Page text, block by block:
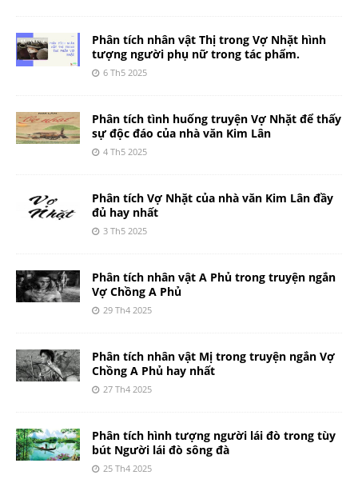
Phân tích nhân vật Thị trong Vợ Nhặt hình
tượng người phụ nữ trong tác phẩm.
6 Th5 2025
Phân tích tình huống truyện Vợ Nhặt để thấy
sự độc đáo của nhà văn Kim Lân
4 Th5 2025
Phân tích Vợ Nhặt của nhà văn Kim Lân đầy
đủ hay nhất
3 Th5 2025
Phân tích nhân vật A Phủ trong truyện ngắn
Vợ Chồng A Phủ
29 Th4 2025
Phân tích nhân vật Mị trong truyện ngắn Vợ
Chồng A Phủ hay nhất
27 Th4 2025
Phân tích hình tượng người lái đò trong tùy
bút Người lái đò sông đà
25 Th4 2025